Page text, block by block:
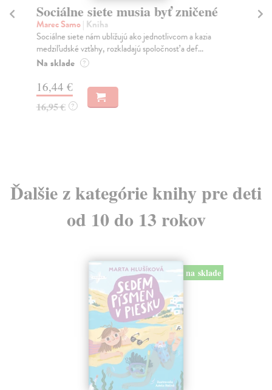
Sociálne siete musia byť zničené
Marec Samo| Kniha
Sociálne siete nám ubližujú ako jednotlivcom a kazia
medziľudské vzťahy, rozkladajú spoločnosť a def...
Na sklade ?
16,44 €
16,95 € ?
Ďalšie z kategórie knihy pre deti
od 10 do 13 rokov
na sklade